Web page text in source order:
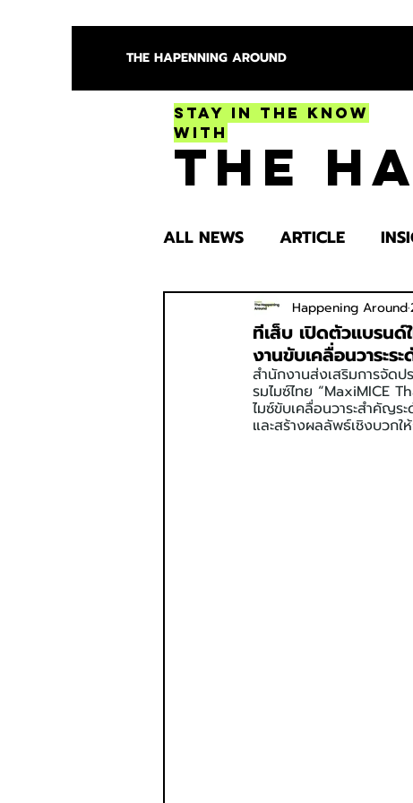
THE HAPENNING AROUND
Stay in the Know
With
The
ALL NEWS ARTICLE
ENTERTAINMENT
SPOTLIGHT TRY
ทีเส็บ เปิดตัวแบรนด์
งานขับเคลื่อนวาระร
Happening Around
สำนักงานส่งเสริมการจัดป
รมไมซ์ไทย “MaxiMICE
ไมซ์ขับเคลื่อนวาระสำคัญร
และสร้างผลลัพธ์เชิงบวก